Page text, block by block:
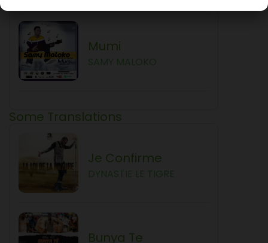
Mumi
Some Translations
Je Confirme
Bunya Te